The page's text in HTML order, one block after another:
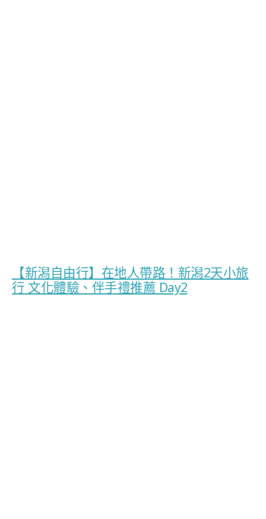
【新潟自由行】在地人帶路！新潟2天小旅
行 文化體驗、伴手禮推薦 Day2